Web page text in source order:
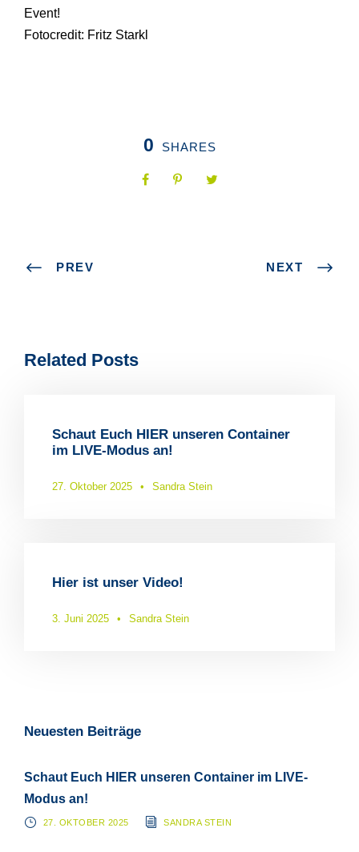
Event!
Fotocredit: Fritz Starkl
0 SHARES
PREV NEXT
Related Posts
Schaut Euch HIER unseren Container
im LIVE-Modus an!
27. Oktober 2025 • Sandra Stein
Hier ist unser Video!
3. Juni 2025 • Sandra Stein
Neuesten Beiträge
Schaut Euch HIER unseren Container im LIVE-
Modus an!
27. OKTOBER 2025 SANDRA STEIN